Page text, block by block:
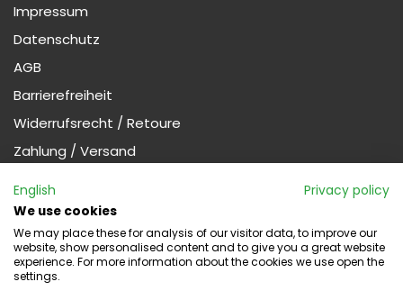
Impressum
Datenschutz
AGB
Barrierefreiheit
Widerrufsrecht / Retoure
Zahlung / Versand
Profi-Kunde werden (Gewerbe)
Widerruf
Kontakt
English
Privacy policy
We use cookies
We may place these for analysis of our visitor data, to improve our
website, show personalised content and to give you a great website
experience. For more information about the cookies we use open the
settings.